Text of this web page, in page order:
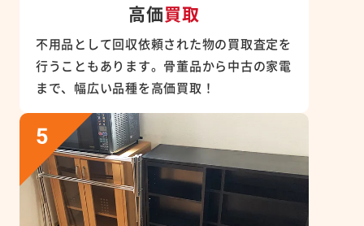
高価買取
不用品として回収依頼された物の買取査定を
行うこともあります。骨董品から中古の家電
まで、幅広い品種を高価買取！